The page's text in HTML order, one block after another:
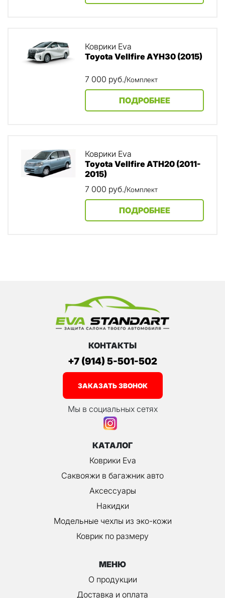
Коврики Eva
Toyota Vellfire AYH30 (2015)
7 000 руб./Комплект
ПОДРОБНЕЕ
Коврики Eva
Toyota Vellfire АТH20 (2011-
2015)
7 000 руб./Комплект
ПОДРОБНЕЕ
КОНТАКТЫ
+7 (914) 5-501-502
ЗАКАЗАТЬ ЗВОНОК
Мы в социальных сетях
КАТАЛОГ
Коврики Eva
Саквояжи в багажник авто
Аксессуары
Накидки
Модельные чехлы из эко-кожи
Коврик по размеру
МЕНЮ
О продукции
Доставка и оплата